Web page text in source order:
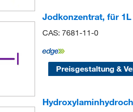
Jodkonzentrat, für
CAS: 7681-11-0
Preisgestaltung &